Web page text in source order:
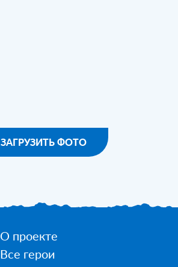
ЗАГРУЗИТЬ ФОТО
О проекте
Все герои